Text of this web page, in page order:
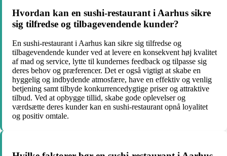
Hvordan kan en sushi-restaurant i Aarhus sikre
sig tilfredse og tilbagevendende kunder?
En sushi-restaurant i Aarhus kan sikre sig tilfredse og
tilbagevendende kunder ved at levere en konsekvent høj kvalitet
af mad og service, lytte til kundernes feedback og tilpasse sig
deres behov og præferencer. Det er også vigtigt at skabe en
hyggelig og indbydende atmosfære, have en effektiv og venlig
betjening samt tilbyde konkurrencedygtige priser og attraktive
tilbud. Ved at opbygge tillid, skabe gode oplevelser og
værdsætte deres kunder kan en sushi-restaurant opnå loyalitet
og positiv omtale.